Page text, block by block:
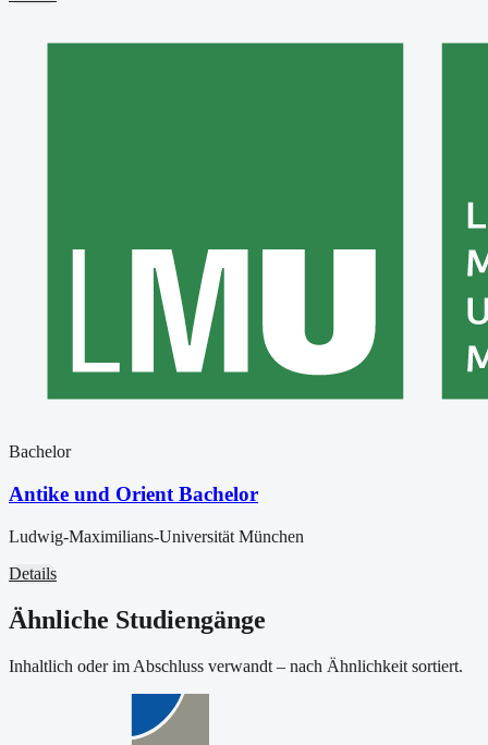
Bachelor
Antike und Orient Bachelor
Ludwig-Maximilians-Universität München
Details
Ähnliche Studiengänge
Inhaltlich oder im Abschluss verwandt – nach Ähnlichkeit sortiert.